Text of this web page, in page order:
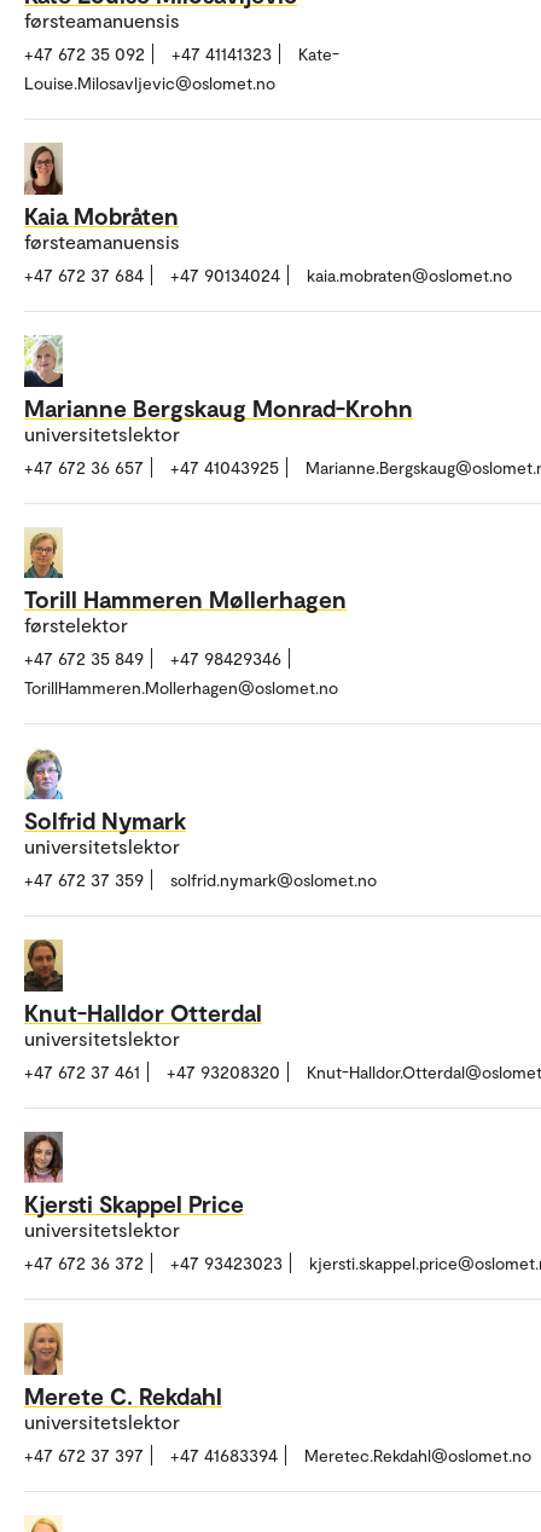
førsteamanuensis
+47 672 35 092 +47 41141323
Kate-
Louise.Milosavljevic@oslomet.no
Kaia Mobråten
førsteamanuensis
+47 672 37 684 +47 90134024 kaia.mobraten@oslomet.no
Marianne Bergskaug Monrad-Krohn
universitetslektor
+47 672 36 657 +47 41043925
Torill Hammeren Møllerhagen
førstelektor
+47 672 35 849
+47 98429346
TorillHammeren.Mollerhagen@oslomet.no
Solfrid Nymark
universitetslektor
+47 672 37 359 solfrid.nymark@oslomet.no
Knut-Halldor Otterdal
universitetslektor
+47 672 37 461 +47 93208320 Knut-
Kjersti Skappel Price
universitetslektor
+47 672 36 372 +47 93423023
Merete C. Rekdahl
universitetslektor
+47 672 37 397 +47 41683394 Meretec.Rekdahl@oslomet.no